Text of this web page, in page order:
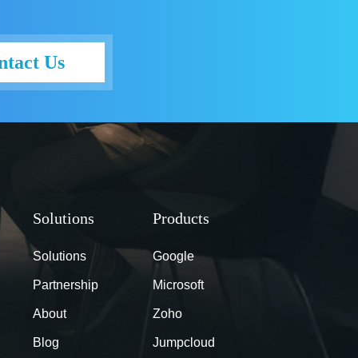
Us
Solutions
Partnership
About
Blog
Google
Microsoft
Zoho
Jumpcloud